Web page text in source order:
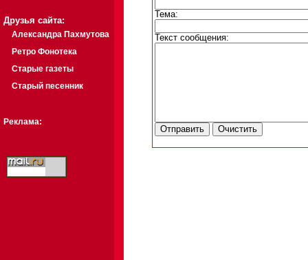
Друзья сайта:
Александра Пахмутова
Ретро Фонотека
Старые газеты
Старый песенник
Реклама:
Тема:
Текст сообщения: